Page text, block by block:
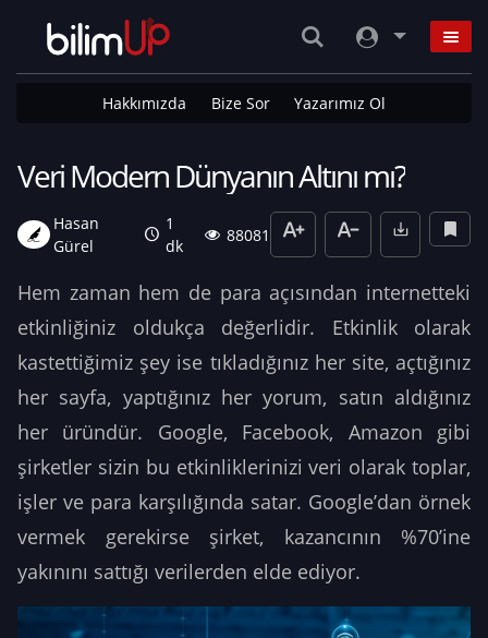
Hakkımızda Bize Sor Yazarımız Ol
Veri Modern Dünyanın Altını mı?
Hasan
Gürel
1
dk
88081
Hem zaman hem de para açısından internetteki
etkinliğiniz oldukça değerlidir. Etkinlik olarak
kastettiğimiz şey ise tıkladığınız her site, açtığınız
her sayfa, yaptığınız her yorum, satın aldığınız
her üründür. Google, Facebook, Amazon gibi
şirketler sizin bu etkinliklerinizi veri olarak toplar,
işler ve para karşılığında satar. Google’dan örnek
vermek gerekirse şirket, kazancının %70’ine
yakınını sattığı verilerden elde ediyor.